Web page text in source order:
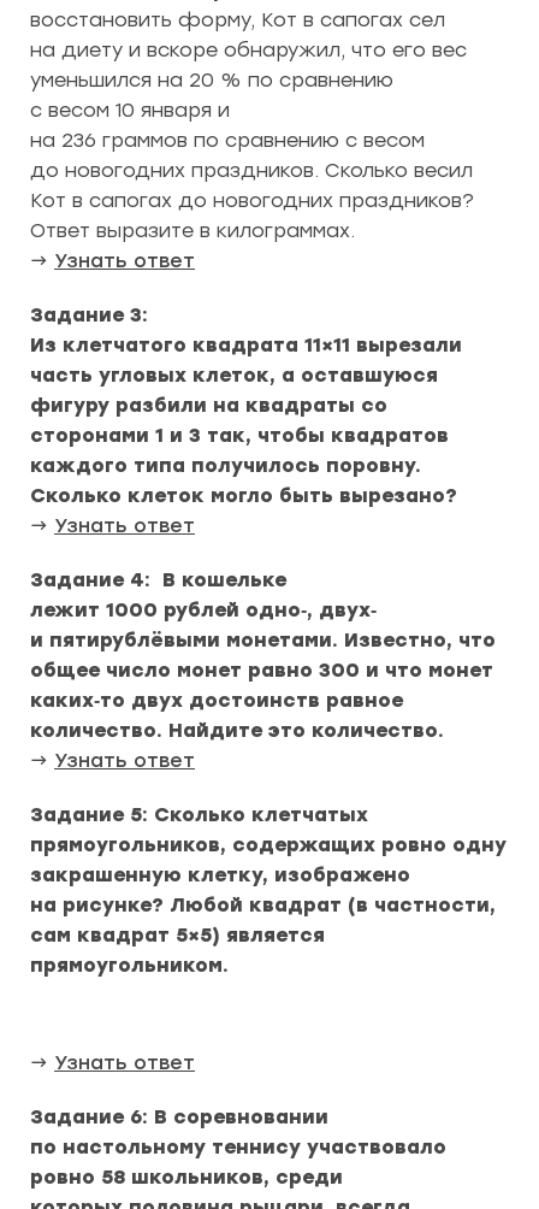
восстановить форму, Кот в сапогах сел
на диету и вскоре обнаружил, что его вес
уменьшился на 20 % по сравнению
с весом 10 января и
на 236 граммов по сравнению с весом
до новогодних праздников. Сколько весил
Кот в сапогах до новогодних праздников?
Ответ выразите в килограммах.
→ Узнать ответ
Задание 3:
Из клетчатого квадрата 11×11 вырезали
часть угловых клеток, а оставшуюся
фигуру разбили на квадраты со
сторонами 1 и 3 так, чтобы квадратов
каждого типа получилось поровну.
Сколько клеток могло быть вырезано?
→ Узнать ответ
Задание 4: В кошельке
лежит 1000 рублей одно‑, двух‑
и пятирублёвыми монетами. Известно, что
общее число монет равно 300 и что монет
каких‑то двух достоинств равное
количество. Найдите это количество.
→ Узнать ответ
Задание 5: Сколько клетчатых
прямоугольников, содержащих ровно одну
закрашенную клетку, изображено
на рисунке? Любой квадрат (в частности,
сам квадрат 5×5) является
прямоугольником.
→ Узнать ответ
Задание 6: В соревновании
по настольному теннису участвовало
ровно 58 школьников, среди